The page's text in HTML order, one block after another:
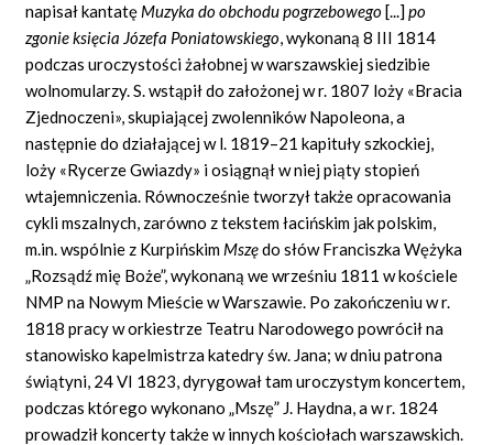
napisał kantatę Muzyka do obchodu pogrzebowego[...]po
zgonie księcia Józefa Poniatowskiego,wykonaną 8 III 1814
podczas uroczystości żałobnej w warszawskiej siedzibie
wolnomularzy. S. wstąpił do założonej w r. 1807 loży «Bracia
Zjednoczeni», skupiającej zwolenników Napoleona, a
następnie do działającej w l. 1819–21 kapituły szkockiej,
loży «Rycerze Gwiazdy» i osiągnął w niej piąty stopień
wtajemniczenia. Równocześnie tworzył także opracowania
cykli mszalnych, zarówno z tekstem łacińskim jak polskim,
m.in. wspólnie z Kurpińskim Mszędo słów Franciszka Wężyka
„Rozsądź mię Boże”, wykonaną we wrześniu 1811 w kościele
NMP na Nowym Mieście w Warszawie. Po zakończeniu w r.
1818 pracy w orkiestrze Teatru Narodowego powrócił na
stanowisko kapelmistrza katedry św. Jana; w dniu patrona
świątyni, 24 VI 1823, dyrygował tam uroczystym koncertem,
podczas którego wykonano „Mszę” J. Haydna, a w r. 1824
prowadził koncerty także w innych kościołach warszawskich.